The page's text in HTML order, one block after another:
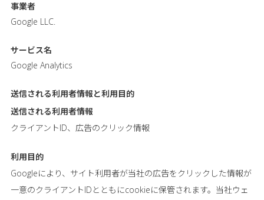
事業者
Google LLC.
サービス名
Google Analytics
送信される利用者情報と利用目的
送信される利用者情報
クライアントID、広告のクリック情報
利用目的
Googleにより、サイト利用者が当社の広告をクリックした情報が
一意のクライアントIDとともにcookieに保管されます。当社ウェ